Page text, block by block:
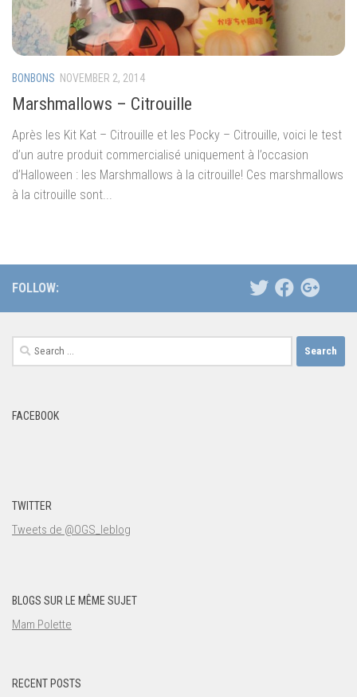
BONBONS NOVEMBER 2, 2014
Marshmallows – Citrouille
Après les Kit Kat – Citrouille et les Pocky – Citrouille, voici le test
d’un autre produit commercialisé uniquement à l’occasion
d’Halloween : les Marshmallows à la citrouille! Ces marshmallows
à la citrouille sont...
FOLLOW:
Search
for:
FACEBOOK
TWITTER
Tweets de @OGS_leblog
BLOGS SUR LE MÊME SUJET
Mam Polette
RECENT POSTS